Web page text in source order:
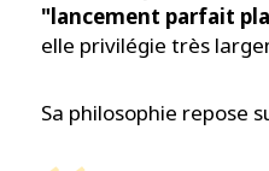
"lancement parfait
elle privilégie très
Sa philosophie repose